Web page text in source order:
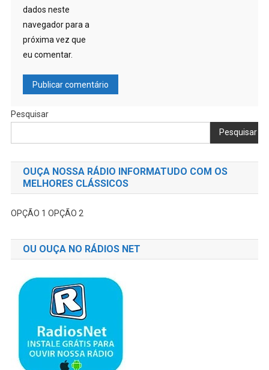
dados neste
navegador para a
próxima vez que
eu comentar.
Pesquisar
Pesquisar
OUÇA NOSSA RÁDIO INFORMATUDO COM OS
MELHORES CLÁSSICOS
OPÇÃO 1 OPÇÃO 2
OU OUÇA NO RÁDIOS NET